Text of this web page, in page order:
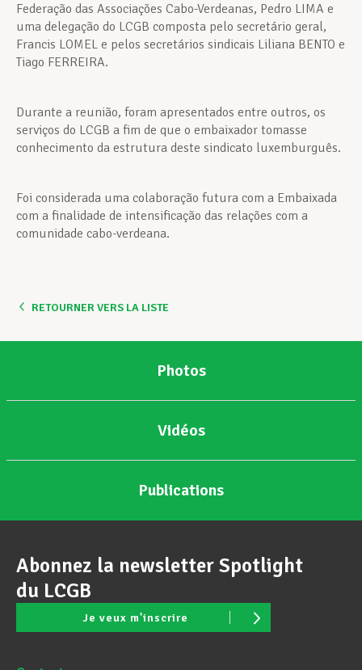
Federação das Associações Cabo-Verdeanas, Pedro LIMA e
uma delegação do LCGB composta pelo secretário geral,
Francis LOMEL e pelos secretários sindicais Liliana BENTO e
Tiago FERREIRA.
Durante a reunião, foram apresentados entre outros, os
serviços do LCGB a fim de que o embaixador tomasse
conhecimento da estrutura deste sindicato luxemburguês.
Foi considerada uma colaboração futura com a Embaixada
com a finalidade de intensificação das relações com a
comunidade cabo-verdeana.
RETOURNER VERS LA LISTE
Photos
Vidéos
Publications
Abonnez la newsletter Spotlight
du LCGB
Je veux m'inscrire